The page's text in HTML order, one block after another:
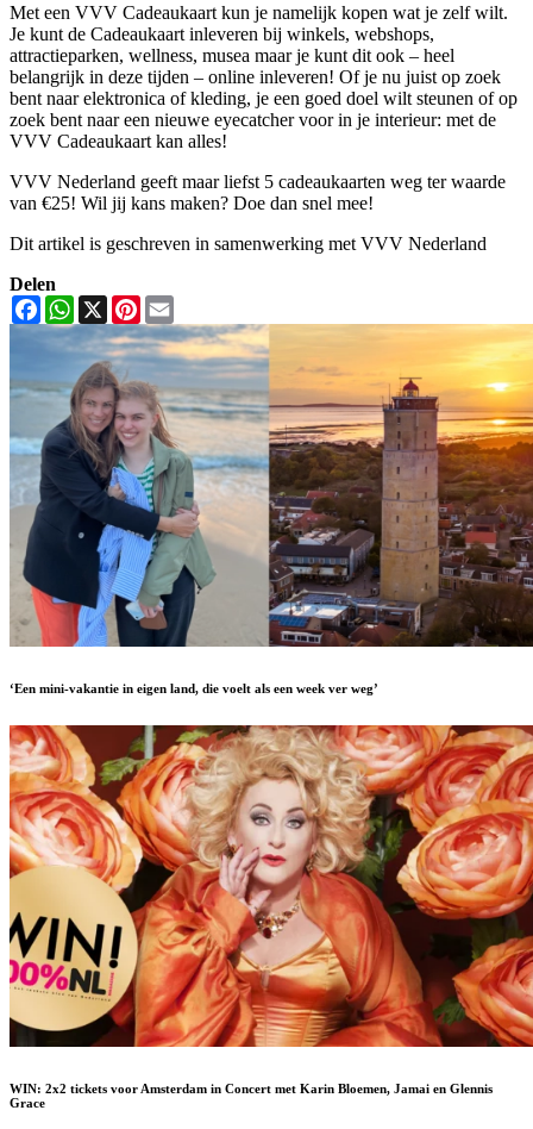
Met een VVV Cadeaukaart kun je namelijk kopen wat je zelf wilt.
Je kunt de Cadeaukaart inleveren bij winkels, webshops,
attractieparken, wellness, musea maar je kunt dit ook – heel
belangrijk in deze tijden – online inleveren! Of je nu juist op zoek
bent naar elektronica of kleding, je een goed doel wilt steunen of op
zoek bent naar een nieuwe eyecatcher voor in je interieur: met de
VVV Cadeaukaart kan alles!
VVV Nederland geeft maar liefst 5 cadeaukaarten weg ter waarde
van €25! Wil jij kans maken? Doe dan snel mee!
Dit artikel is geschreven in samenwerking met VVV Nederland
Delen
FacebookWhatsApp
X Pinterest
‘Een mini-vakantie in eigen land, die voelt als een week ver weg’
WIN: 2x2 tickets voor Amsterdam in Concert met Karin Bloemen, Jamai en Glennis
Grace